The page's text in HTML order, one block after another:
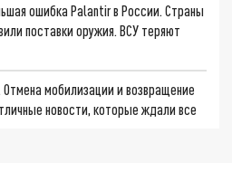
ошибка Palantir в России. Страны
поставки оружия. ВСУ теряют
мобилизации и возвращение
новости, которые ждали все